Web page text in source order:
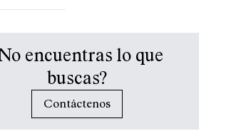
encuentras lo que
buscas?
Contáctenos